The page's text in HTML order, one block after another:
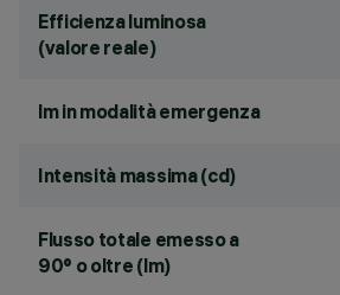
Efficienza luminosa
(valore reale)
lm in modalità emergenza
Intensità massima (cd)
Flusso totale emesso a
90° o oltre (lm)